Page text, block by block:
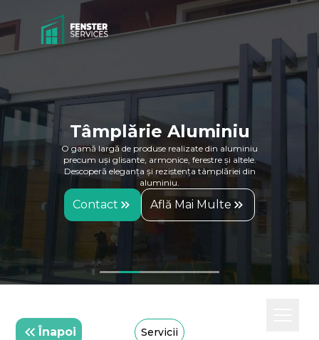
Tâmplărie Aluminiu
O gamă largă de produse realizate din aluminiu
precum uși glisante, armonice, ferestre și altele.
Descoperă eleganța și rezistența tâmplăriei din
aluminiu.
Contact Află Mai Multe
Înapoi Servicii